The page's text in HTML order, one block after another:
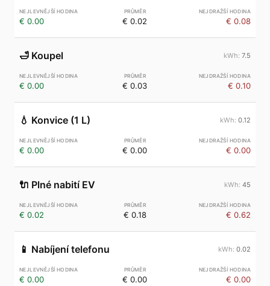
€ 0.00 € 0.02 € 0.08
🛁 Koupel 7.5
€ 0.00 € 0.03 € 0.10
💧 Konvice (1 L) 0.12
€ 0.00 € 0.00 € 0.00
🔌 Plné nabití EV 45
€ 0.02 € 0.18 € 0.62
📱 Nabíjení telefonu 0.02
€ 0.00 € 0.00 € 0.00